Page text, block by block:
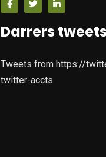
Darrers
Tweets from https://
twitter-accts